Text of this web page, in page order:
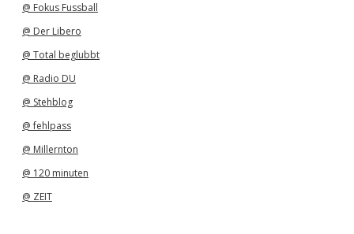
@ Fokus Fussball
@ Der Libero
@ Total beglubbt
@ Radio DU
@ Stehblog
@ fehlpass
@ Millernton
@ 120 minuten
@ ZEIT